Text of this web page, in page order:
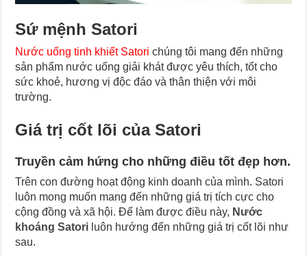
Sứ mệnh Satori
Nước uống tinh khiết Satori chúng tôi mang đến những
sản phẩm nước uống giải khát được yêu thích, tốt cho
sức khoẻ, hương vị độc đáo và thân thiện với môi
trường.
Giá trị cốt lõi của Satori
Truyền cảm hứng cho những điều tốt đẹp hơn.
Trên con đường hoạt động kinh doanh của mình. Satori
luôn mong muốn mang đến những giá trị tích cực cho
cộng đồng và xã hội. Để làm được điều này, Nước
khoáng Satori luôn hướng đến những giá trị cốt lõi như
sau.